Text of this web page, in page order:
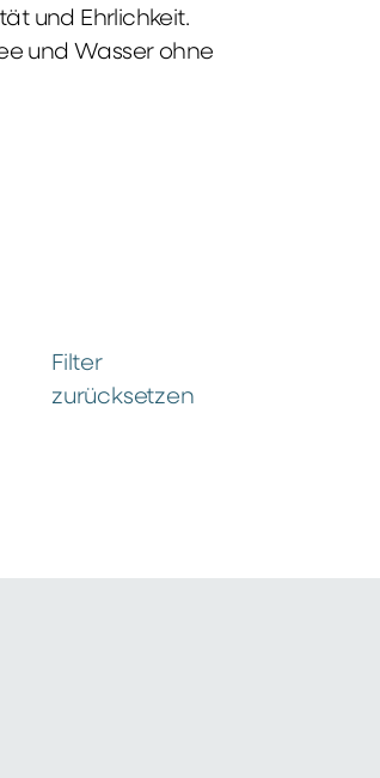
und Ehrlichkeit.
und Wasser ohne
Filter
zurücksetzen